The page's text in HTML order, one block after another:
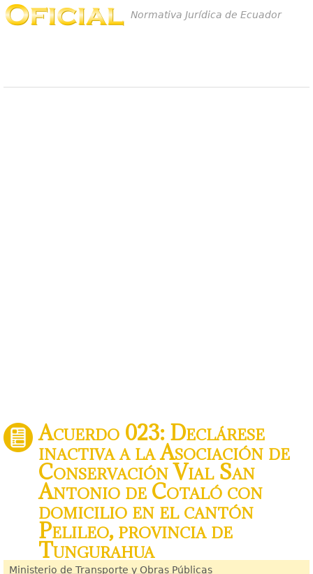
Normativa Jurídica de Ecuador
Acuerdo 023: Declárese
inactiva a la Asociación de
Conservación Vial San
Antonio de Cotaló con
domicilio en el cantón
Pelileo, provincia de
Tungurahua
Ministerio de Transporte y Obras Públicas